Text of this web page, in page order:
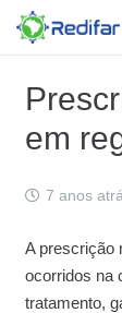
em
7 anos
A prescrição
ocorridos na
tratamento,